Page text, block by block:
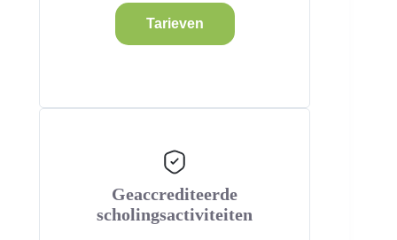
Tarieven
Geaccrediteerde
scholingsactiviteiten